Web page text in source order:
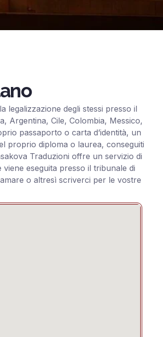
legalizzazione degli stessi presso il
Argentina, Cile, Colombia, Messico,
passaporto o carta d’identità, un
proprio diploma o laurea, conseguiti
Traduzioni offre un servizio di
eseguita presso il tribunale di
o altresì scriverci per le vostre